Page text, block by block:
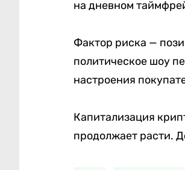
на дневном
Фактор риска —
политическое шоу
настроения
Капитализация
продолжает расти.